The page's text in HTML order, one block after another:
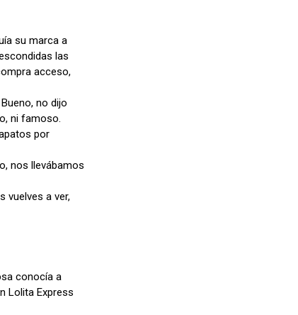
su marca a
las
acceso,
no dijo
ni famoso.
por
nos llevábamos
vuelves a ver,
conocía a
Lolita Express